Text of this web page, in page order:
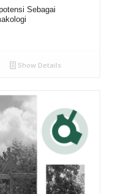
Sebagai
Show Details